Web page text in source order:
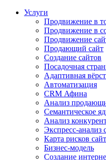
Услуги
Продвижение в
Продвижение в
Продвижение
Продающий сайт
Создание сайтов
Посадочная
Адаптивная
Автоматизация
CRM Афина
Анализ
Семантическое
Анализ
Экспресс-анализ
Карта рисков
Бизнес-модель
Создание